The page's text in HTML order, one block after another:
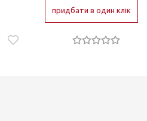
придбати в один клік